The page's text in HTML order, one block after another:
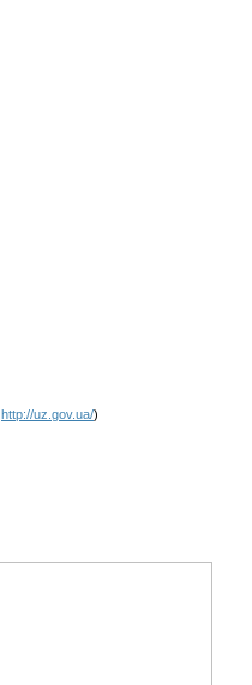
http://uz.gov.ua/)